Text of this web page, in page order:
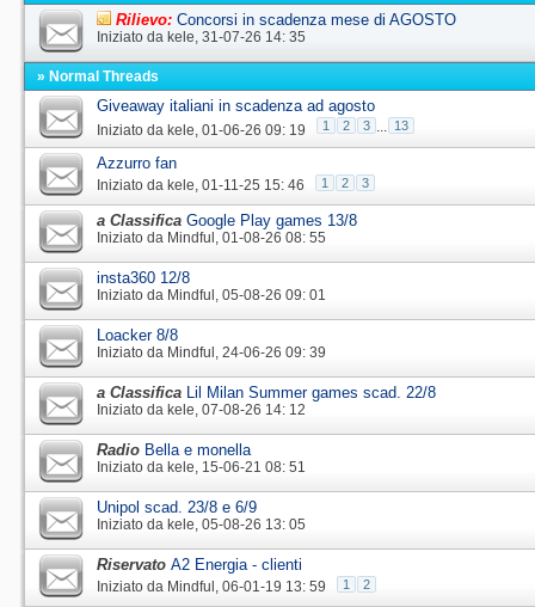
Rilievo: Concorsi in scadenza mese di AGOSTO
Iniziato da kele‎, 31-07-26 14: 35
» Normal Threads
Giveaway italiani in scadenza ad agosto
Iniziato da kele‎, 01-06-26 09: 19 1 2 3 ... 13
Azzurro fan
Iniziato da kele‎, 01-11-25 15: 46 1 2 3
a Classifica Google Play games 13/8
Iniziato da Mindful‎, 01-08-26 08: 55
insta360 12/8
Iniziato da Mindful‎, 05-08-26 09: 01
Loacker 8/8
Iniziato da Mindful‎, 24-06-26 09: 39
a Classifica Lil Milan Summer games scad. 22/8
Iniziato da kele‎, 07-08-26 14: 12
Radio Bella e monella
Iniziato da kele‎, 15-06-21 08: 51
Unipol scad. 23/8 e 6/9
Iniziato da kele‎, 05-08-26 13: 05
Riservato A2 Energia - clienti
Iniziato da Mindful‎, 06-01-19 13: 59 1 2